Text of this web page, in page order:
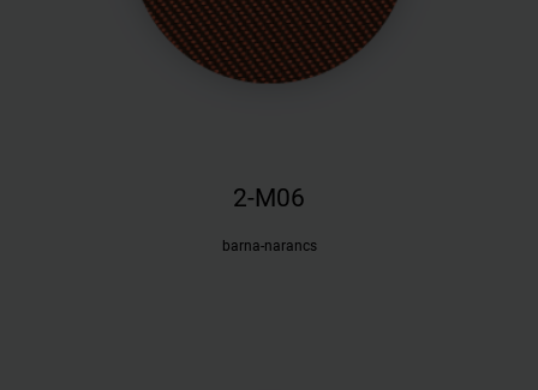
2-M06
barna-narancs